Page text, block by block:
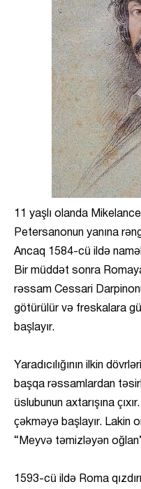
11 yaşlı olanda
Petersanonun yanına
Ancaq 1584-cü ildə
Bir müddət sonra
rəssam Cessari
götürülür və freskalara
başlayır.
Yaradıcılığının ilkin
başqa rəssamlardan
üslubunun axtarışına
çəkməyə başlayır. Lakin
“Meyvə təmizləyən
1593-cü ildə Roma